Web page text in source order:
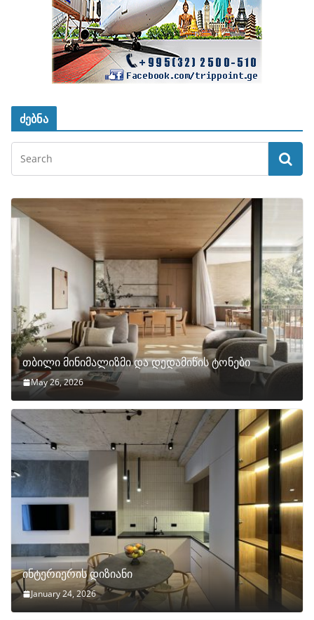
ძებნა
თბილი მინიმალიზმი და დედამიწის ტონები
May 26, 2026
ინტერიერის დიზიანი
January 24, 2026